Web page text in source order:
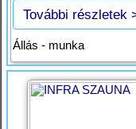
További részletek
Állás - munka